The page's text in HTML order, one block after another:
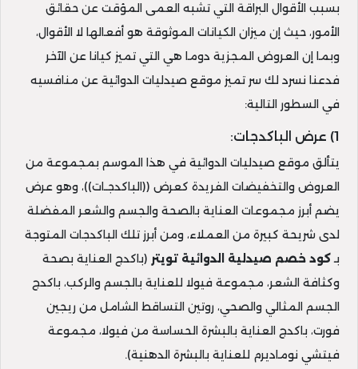
بسبب الأقوال البراقة التي تشبه العمى المؤقت عن حقائق
الأمور، حيث إن ميزان الكيانات الموثوقة هو أفعالها لا الأقوال،
وبما إن العروض المجزية دوما هي التي تميز كيانا عن الآخر
فدعنا نسرد لك سر تميز موقع صيدليات الدوائية عن منافسيه
في السطور التالية:
1) عرض الباكدجات:
يتألق موقع صيدليات الدوائية في هذا الموسم بمجموعة من
العروض والتخفيضات الفريدة كعرض ((الباكدجـات))، وهو عرض
يضم أبرز مجموعات العناية بالصحة والجسم والشعر المفضلة
لدى شريحة كبيرة من العملاء، ومن أبرز تلك الباكدجات المتوجة
بـكود خصم صيدلية الدوائية تويتر (باكدج العناية بصحة
وكثافة الشعر، مجموعة فيولا للعناية بالجسم والركب، باكدج
الجسم المثالي والصحي، روتين التساقط الشامل من ريجين
فورت، باكدج العناية بالبشرة الحساسة من فيولا، مجموعة
فيتشي نوماديرم للعناية بالبشرة الدهنية).